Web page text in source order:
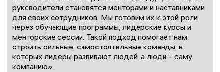
руководители становятся менторами и наставниками
для своих сотрудников. Мы готовим их к этой роли
через обучающие программы, лидерские курсы и
менторские сессии. Такой подход помогает нам
строить сильные, самостоятельные команды, в
которых лидеры развивают людей, а люди – саму
компанию».